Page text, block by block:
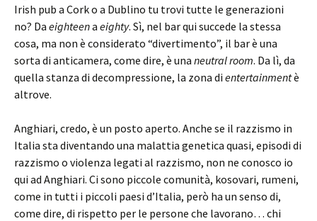
Irish pub a Cork o a Dublino tu trovi tutte le generazioni
no? Da eighteena eighty. Sì, nel bar qui succede la stessa
cosa, ma non è considerato “divertimento”, il bar è una
sorta di anticamera, come dire, è una neutral room. Da lì, da
quella stanza di decompressione, la zona di entertainmentè
altrove.
Anghiari, credo, è un posto aperto. Anche se il razzismo in
Italia sta diventando una malattia genetica quasi, episodi di
razzismo o violenza legati al razzismo, non ne conosco io
qui ad Anghiari. Ci sono piccole comunità, kosovari, rumeni,
come in tutti i piccoli paesi d’Italia, però ha un senso di,
come dire, di rispetto per le persone che lavorano… chi